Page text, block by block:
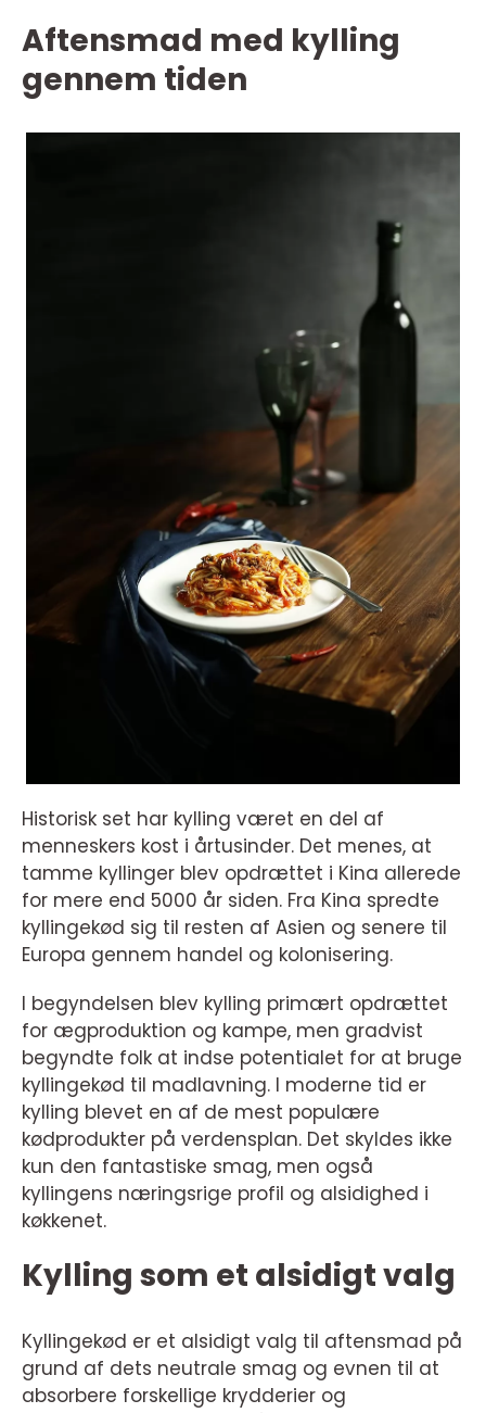
Aftensmad med kylling
gennem tiden
Historisk set har kylling været en del af
menneskers kost i årtusinder. Det menes, at
tamme kyllinger blev opdrættet i Kina allerede
for mere end 5000 år siden. Fra Kina spredte
kyllingekød sig til resten af Asien og senere til
Europa gennem handel og kolonisering.
I begyndelsen blev kylling primært opdrættet
for ægproduktion og kampe, men gradvist
begyndte folk at indse potentialet for at bruge
kyllingekød til madlavning. I moderne tid er
kylling blevet en af de mest populære
kødprodukter på verdensplan. Det skyldes ikke
kun den fantastiske smag, men også
kyllingens næringsrige profil og alsidighed i
køkkenet.
Kylling som et alsidigt valg
Kyllingekød er et alsidigt valg til aftensmad på
grund af dets neutrale smag og evnen til at
absorbere forskellige krydderier og